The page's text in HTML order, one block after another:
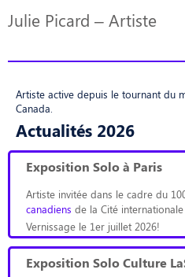
Julie Picard – Artiste
Artiste active depuis le tournant du
Canada.
Actualités 2026
Exposition Solo à Paris
Artiste invitée dans le cadre du
canadiens de la Cité
Vernissage le 1er juillet 2026!
Exposition Solo Culture